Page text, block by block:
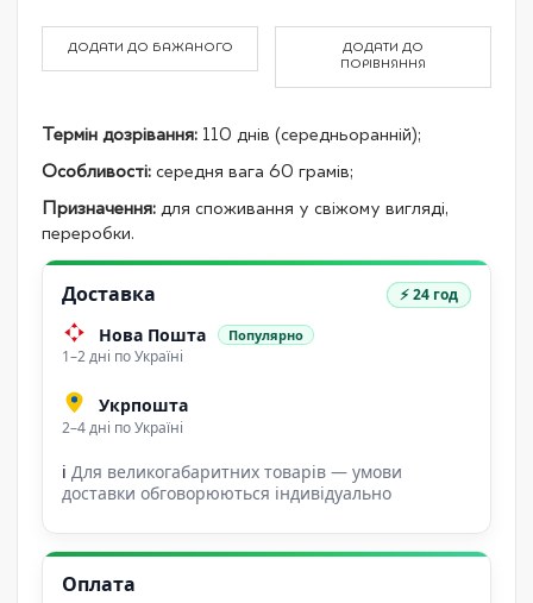
ДОДАТИ ДО БАЖАНОГО
ДОДАТИ ДО
ПОРІВНЯННЯ
Термін дозрівання: 110 днів (середньоранній);
Особливості: середня вага 60 грамів;
Призначення: для споживання у свіжому вигляді,
переробки.
Доставка ⚡ 24 год
Нова Пошта Популярно
1–2 дні по Україні
Укрпошта
2–4 дні по Україні
ℹ Для великогабаритних товарів — умови
доставки обговорюються індивідуально
Оплата